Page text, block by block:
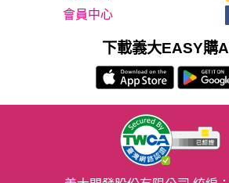
會員中心
下載義大EASY購